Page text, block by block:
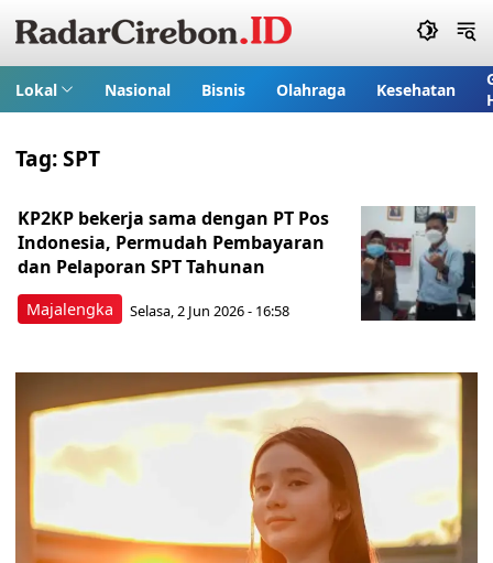
Lokal Nasional Bisnis Olahraga Kesehatan
Tag:SPT
Majalengka
KP2KP bekerja sama dengan PT Pos
Indonesia, Permudah Pembayaran
dan Pelaporan SPT Tahunan
Selasa, 2 Jun 2026 - 16:58